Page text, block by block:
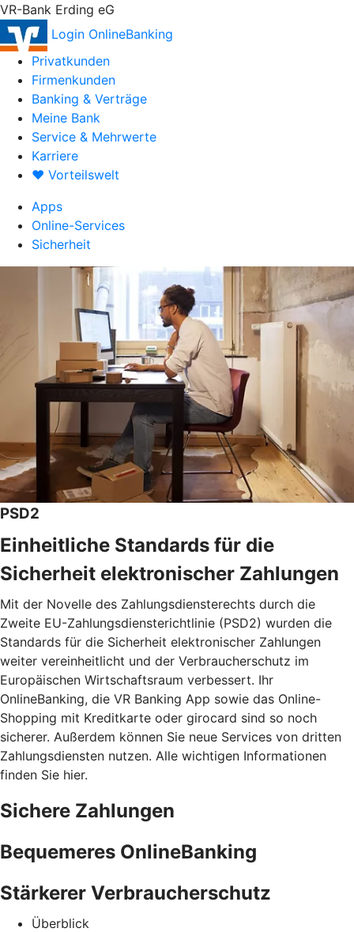
VR-Bank Erding eG
Login OnlineBanking
Privatkunden
Firmenkunden
Banking & Verträge
Meine Bank
Service & Mehrwerte
Karriere
♥ Vorteilswelt
Apps
Online-Services
Sicherheit
PSD2
Einheitliche Standards für die
Sicherheit elektronischer Zahlungen
Mit der Novelle des Zahlungsdiensterechts durch die
Zweite EU-Zahlungsdiensterichtlinie (PSD2) wurden die
Standards für die Sicherheit elektronischer Zahlungen
weiter vereinheitlicht und der Verbraucherschutz im
Europäischen Wirtschaftsraum verbessert. Ihr
OnlineBanking, die VR Banking App sowie das Online-
Shopping mit Kreditkarte oder girocard sind so noch
sicherer. Außerdem können Sie neue Services von dritten
Zahlungsdiensten nutzen. Alle wichtigen Informationen
finden Sie hier.
Sichere Zahlungen
Bequemeres OnlineBanking
Stärkerer Verbraucherschutz
Überblick